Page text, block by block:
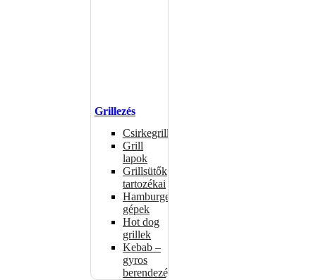
Grillezés
Csirkegrillek
Grill
lapok
Grillsütők
tartozékai
Hamburgerformázó
gépek
Hot dog
grillek
Kebab –
gyros
berendezés